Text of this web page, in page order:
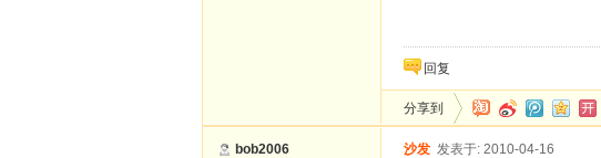
回复
分享到
bob2006 沙发 发表于: 2010-04-16